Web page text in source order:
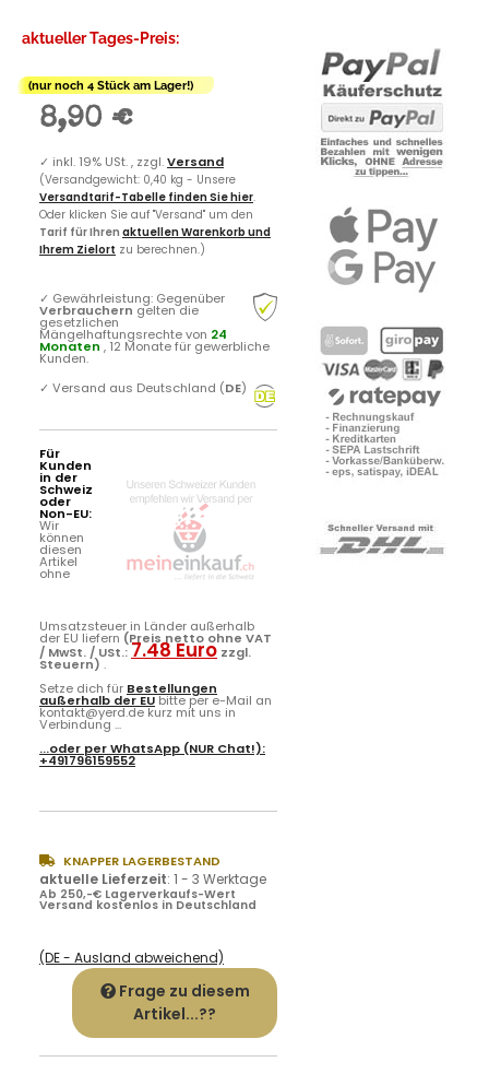
aktueller Tages-Preis:
(nur noch 4 Stück am Lager!)
8,90 €
✓ inkl. 19% USt. , zzgl.Versand
(Versandgewicht: 0,40 kg - Unsere
Versandtarif-Tabelle finden Sie hier.
Oder klicken Sie auf "Versand" um den
Tarif für Ihren aktuellen Warenkorb und
Ihrem Zielort zu berechnen.)
✓ Gewährleistung: Gegenüber
Verbrauchern gelten die
gesetzlichen
Mängelhaftungsrechte von 24
Monaten , 12 Monate für gewerbliche
Kunden.
✓ Versand aus Deutschland (DE)
Für
Kunden
in der
Schweiz
oder
Non-EU:
Wir
können
diesen
Artikel
ohne
Umsatzsteuer in Länder außerhalb
der EU liefern (Preis netto ohne VAT
/ MwSt. / USt.:7.48 Euro zzgl.
Steuern) .
Setze dich für Bestellungen
außerhalb der EUbitte per e-Mail an
kontakt@yerd.de kurz mit uns in
Verbindung ...
...oder perWhatsApp (NUR Chat!):
+491796159552
KNAPPER LAGERBESTAND
aktuelle Lieferzeit: 1 - 3 Werktage
Ab 250,-€ Lagerverkaufs-Wert
Versand kostenlos in Deutschland
(DE - Ausland abweichend)
Frage zu diesem
Artikel...??